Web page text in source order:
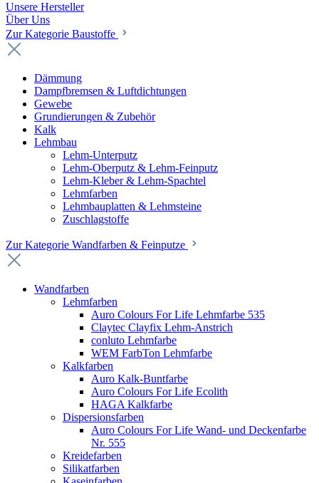
Unsere Hersteller
Über Uns
Zur Kategorie Baustoffe
Dämmung
Dampfbremsen & Luftdichtungen
Gewebe
Grundierungen & Zubehör
Kalk
Lehmbau
Lehm-Unterputz
Lehm-Oberputz & Lehm-Feinputz
Lehm-Kleber & Lehm-Spachtel
Lehmfarben
Lehmbauplatten & Lehmsteine
Zuschlagstoffe
Zur Kategorie Wandfarben & Feinputze
Wandfarben
Lehmfarben
Auro Colours For Life Lehmfarbe 535
Claytec Clayfix Lehm-Anstrich
conluto Lehmfarbe
WEM FarbTon Lehmfarbe
Kalkfarben
Auro Kalk-Buntfarbe
Auro Colours For Life Ecolith
HAGA Kalkfarbe
Dispersionsfarben
Auro Colours For Life Wand- und Deckenfarbe
Nr. 555
Kreidefarben
Silikatfarben